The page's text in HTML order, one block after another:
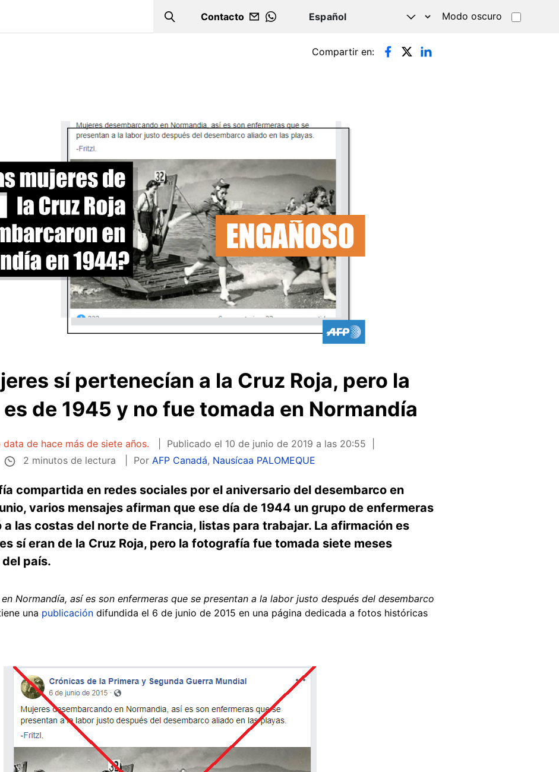
Search
Contacto
WHATSAPP
Modo oscuro
Compartir en:
sí pertenecían a la Cruz Roja, pero la
de 1945 y no fue tomada en Normandía
de hace más de siete años. Publicado el 10 de junio de 2019 a las 20:55
2 minutos de lectura
Por AFP Canadá, Nausícaa PALOMEQUE
compartida en redes sociales por el aniversario del desembarco en
varios mensajes afirman que ese día de 1944 un grupo de enfermeras
a las costas del norte de Francia, listas para trabajar. La afirmación es
sí eran de la Cruz Roja, pero la fotografía fue tomada siete meses
país.
Normandía, así es son enfermeras que se presentan a la labor justo después del desembarco
una publicación difundida el 6 de junio de 2015 en una página dedicada a fotos históricas